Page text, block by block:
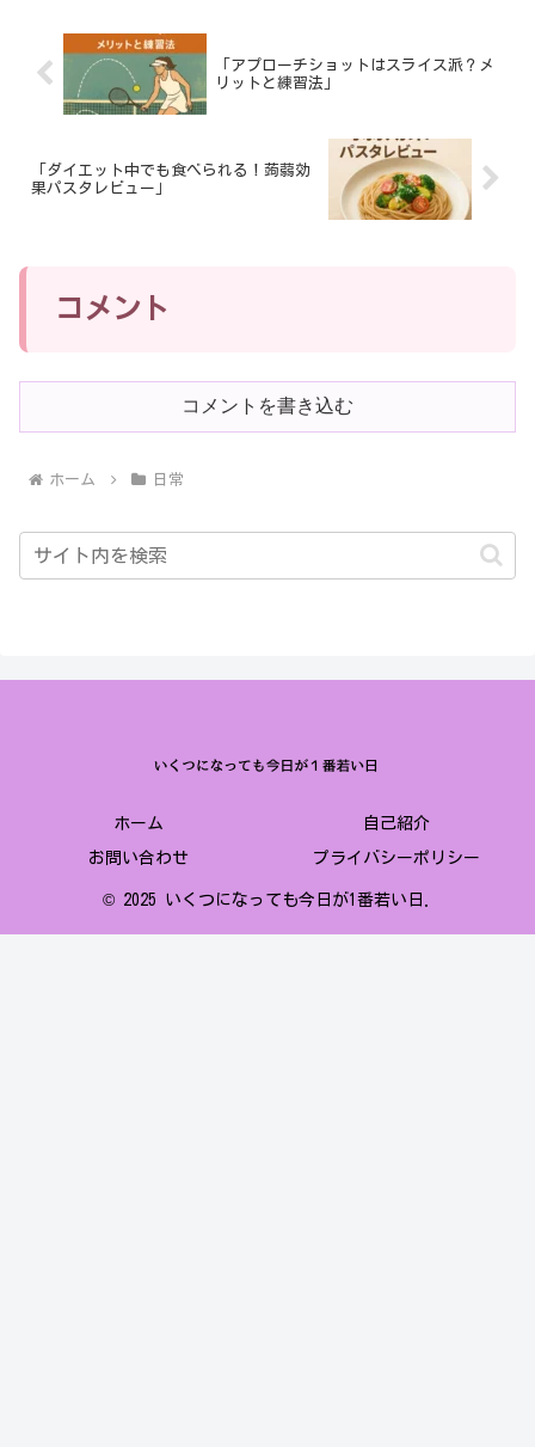
「アプローチショットはスライス派？メ
リットと練習法」
「ダイエット中でも食べられる！蒟蒻効
果パスタレビュー」
コメント
コメントを書き込む
ホーム 日常
ホーム 自己紹介
お問い合わせ プライバシーポリシー
© 2025 いくつになっても今日が1番若い日.